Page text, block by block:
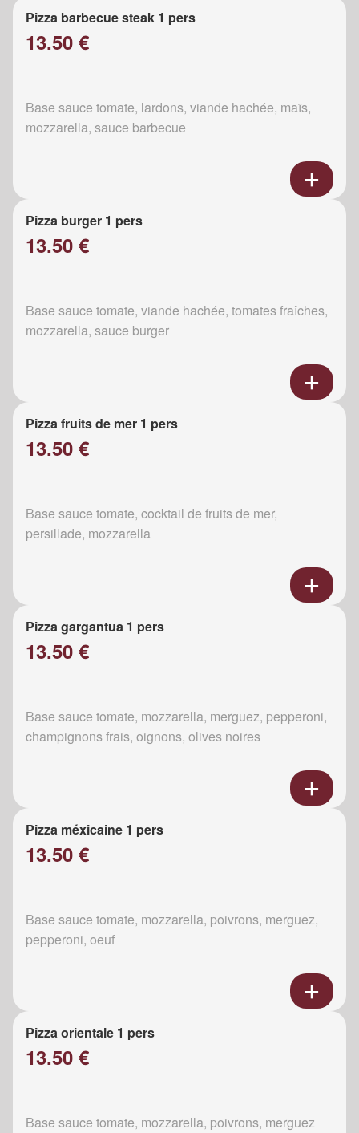
Pizza barbecue steak 1 pers
13.50 €
Base sauce tomate, lardons, viande hachée, maïs,
mozzarella, sauce barbecue
Pizza burger 1 pers
13.50 €
Base sauce tomate, viande hachée, tomates fraîches,
mozzarella, sauce burger
Pizza fruits de mer 1 pers
13.50 €
Base sauce tomate, cocktail de fruits de mer,
persillade, mozzarella
Pizza gargantua 1 pers
13.50 €
Base sauce tomate, mozzarella, merguez, pepperoni,
champignons frais, oignons, olives noires
Pizza méxicaine 1 pers
13.50 €
Base sauce tomate, mozzarella, poivrons, merguez,
pepperoni, oeuf
Pizza orientale 1 pers
13.50 €
Base sauce tomate, mozzarella, poivrons, merguez